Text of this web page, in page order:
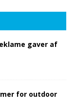
gaver af
for outdoor